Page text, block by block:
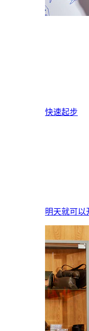
快速起步
明天就可以